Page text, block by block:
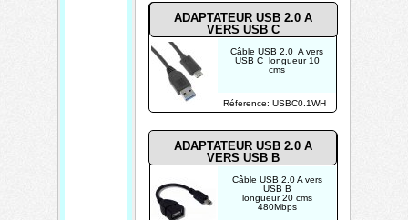
ADAPTATEUR USB 2.0 A
VERS USB C
ADAPTATEUR USB 2.0 A
VERS USB B
Réference: USBC0.1WH
Câble USB 2.0 A vers
USB C longueur 10
cms
Câble USB 2.0 A vers
USB B
longueur 20 cms
480Mbps